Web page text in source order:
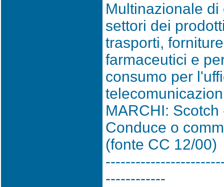
Multinazionale
settori dei
trasporti,
farmaceutici e
consumo per
MARCHI: Scotch
Conduce o
(fonte CC 12/00)
------------